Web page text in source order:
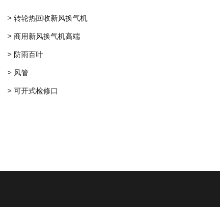
> 转轮热回收新风换气机
> 商用新风换气机高端
> 防雨百叶
> 风管
> 可开式检修口